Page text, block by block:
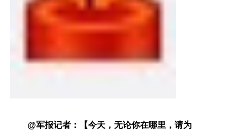
@军报记者：【今天，无论你在哪里，请为